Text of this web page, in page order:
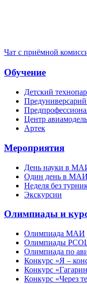
Чат с приёмной
Обучение
Детский
Центр
Артек
Мероприятия
День науки в
Один день в МАИ
Неделя без
Экскурсии
Олимпиады и
Олимпиада МАИ
Олимпиады
Олимпиада по
Конкурс «Я –
Конкурс
Конкурс «Через